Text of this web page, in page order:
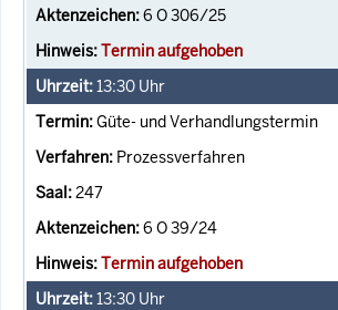
6 O 306/25
Termin aufgehoben
13:30 Uhr
Güte- und Verhandlungstermin
Prozessverfahren
247
6 O 39/24
Termin aufgehoben
13:30 Uhr